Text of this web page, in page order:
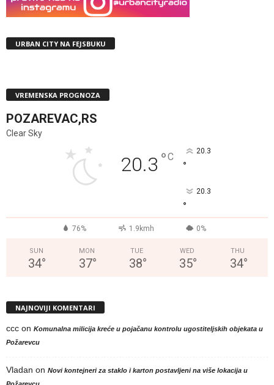
URBAN CITY NA FEJSBUKU
VREMENSKA PROGNOZA
POZAREVAC,RS
Clear Sky
20.3 °C 20.3
°
20.3
°
76% 1.9kmh 0%
SUN
34°
MON
37°
TUE
38°
WED
35°
THU
34°
NAJNOVIJI KOMENTARI
ccc on Komunalna milicija kreće u pojačanu kontrolu ugostiteljskih objekata u
Požarevcu
Vladan on Novi kontejneri za staklo i karton postavljeni na više lokacija u